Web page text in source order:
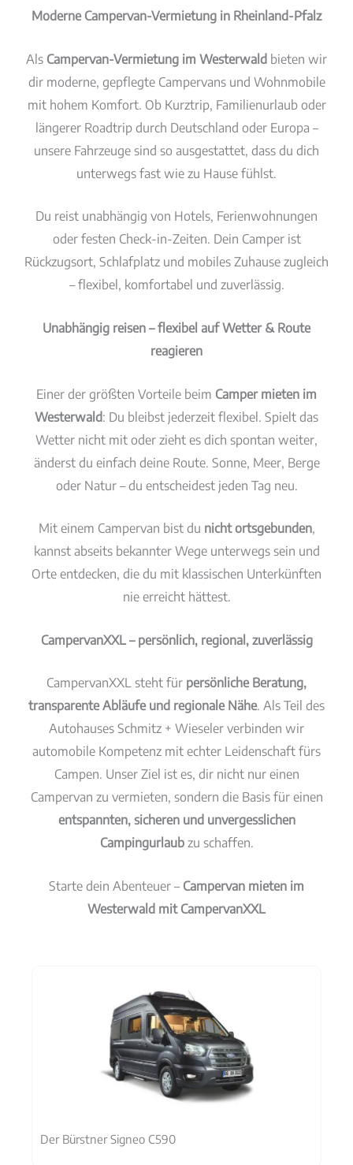
Moderne Campervan-Vermietung in Rheinland-Pfalz
Als Campervan-Vermietung im Westerwald bieten wir
dir moderne, gepflegte Campervans und Wohnmobile
mit hohem Komfort. Ob Kurztrip, Familienurlaub oder
längerer Roadtrip durch Deutschland oder Europa –
unsere Fahrzeuge sind so ausgestattet, dass du dich
unterwegs fast wie zu Hause fühlst.
Du reist unabhängig von Hotels, Ferienwohnungen
oder festen Check-in-Zeiten. Dein Camper ist
Rückzugsort, Schlafplatz und mobiles Zuhause zugleich
– flexibel, komfortabel und zuverlässig.
Unabhängig reisen – flexibel auf Wetter & Route
reagieren
Einer der größten Vorteile beim Camper mieten im
Westerwald: Du bleibst jederzeit flexibel. Spielt das
Wetter nicht mit oder zieht es dich spontan weiter,
änderst du einfach deine Route. Sonne, Meer, Berge
oder Natur – du entscheidest jeden Tag neu.
Mit einem Campervan bist du nicht ortsgebunden,
kannst abseits bekannter Wege unterwegs sein und
Orte entdecken, die du mit klassischen Unterkünften
nie erreicht hättest.
CampervanXXL – persönlich, regional, zuverlässig
CampervanXXL steht für persönliche Beratung,
transparente Abläufe und regionale Nähe. Als Teil des
Autohauses Schmitz + Wieseler verbinden wir
automobile Kompetenz mit echter Leidenschaft fürs
Campen. Unser Ziel ist es, dir nicht nur einen
Campervan zu vermieten, sondern die Basis für einen
entspannten, sicheren und unvergesslichen
Campingurlaubzu schaffen.
Starte dein Abenteuer – Campervan mieten im
Westerwald mit CampervanXXL
Der Bürstner Signeo C590